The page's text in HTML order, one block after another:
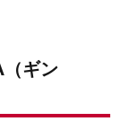
ギン